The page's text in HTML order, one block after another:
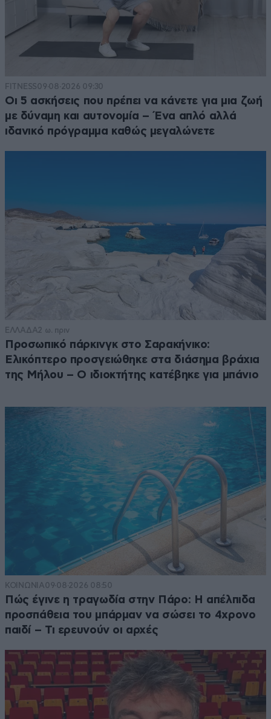
FITNESS09·08·2026 09:30
Οι 5 ασκήσεις που πρέπει να κάνετε για μια ζωή
με δύναμη και αυτονομία – Ένα απλό αλλά
ιδανικό πρόγραμμα καθώς μεγαλώνετε
ΕΛΛΑΔΑ2 ω. πριν
Προσωπικό πάρκινγκ στο Σαρακήνικο:
Ελικόπτερο προσγειώθηκε στα διάσημα βράχια
της Μήλου – Ο ιδιοκτήτης κατέβηκε για μπάνιο
ΚΟΙΝΩΝΙΑ09·08·2026 08:50
Πώς έγινε η τραγωδία στην Πάρο: Η απέλπιδα
προσπάθεια του μπάρμαν να σώσει το 4χρονο
παιδί – Τι ερευνούν οι αρχές